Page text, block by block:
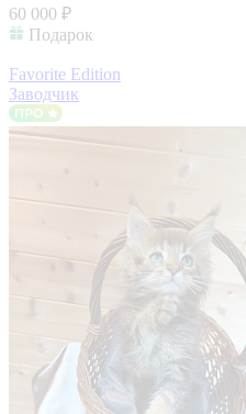
60 000 ₽
Подарок
Favorite Edition
Заводчик